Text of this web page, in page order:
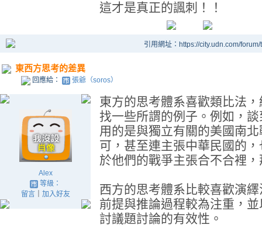
這才是真正的諷刺！！
引用網址：https://city.udn.com/
東西方思考的差異
回應給： 張爺（soros）
Alex
等級：
留言｜ 加入好友
東方的思考體系喜歡類比法
找一些所謂的例子。例如，
用的是與獨立有關的美國南
可，甚至連主張中華民國的
於他們的戰爭主張合不合裡
西方的思考體系比較喜歡演
前提與推論過程較為注重，
討議題討論的有效性。